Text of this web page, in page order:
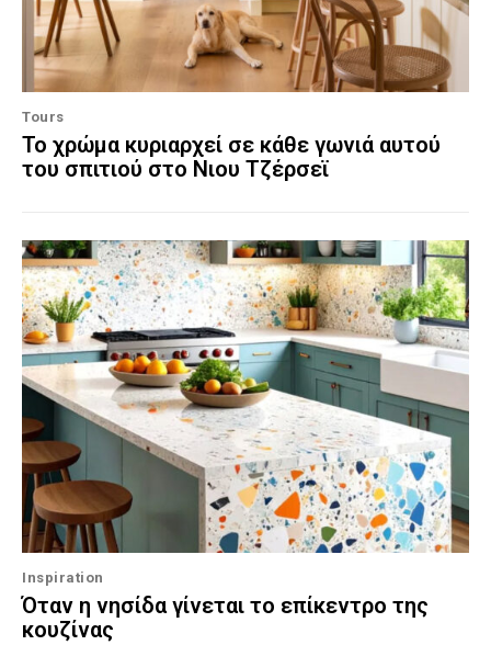
Tours
Το χρώμα κυριαρχεί σε κάθε γωνιά αυτού
του σπιτιού στο Νιου Τζέρσεϊ
Inspiration
Όταν η νησίδα γίνεται το επίκεντρο της
κουζίνας